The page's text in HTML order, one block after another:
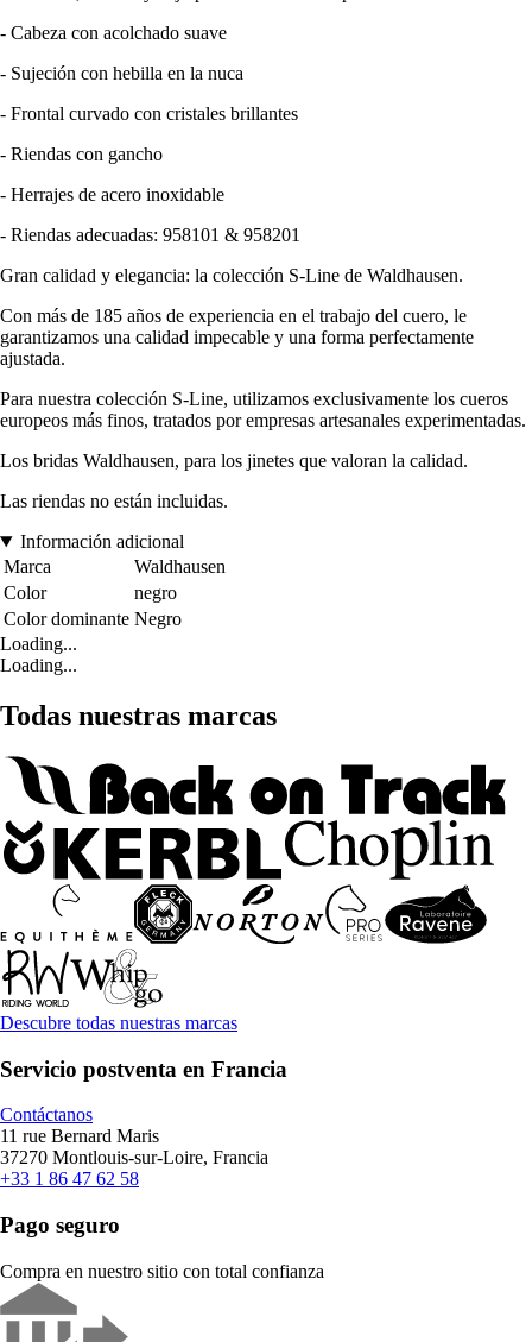
- Cabeza con acolchado suave
- Sujeción con hebilla en la nuca
- Frontal curvado con cristales brillantes
- Riendas con gancho
- Herrajes de acero inoxidable
- Riendas adecuadas: 958101 & 958201
Gran calidad y elegancia: la colección S-Line de Waldhausen.
Con más de 185 años de experiencia en el trabajo del cuero, le
garantizamos una calidad impecable y una forma perfectamente
ajustada.
Para nuestra colección S-Line, utilizamos exclusivamente los cueros
europeos más finos, tratados por empresas artesanales experimentadas.
Los bridas Waldhausen, para los jinetes que valoran la calidad.
Las riendas no están incluidas.
Información adicional
Marca
Waldhausen
Color
negro
Color dominante Negro
Loading...
Loading...
Todas nuestras marcas
Descubre todas nuestras marcas
Servicio postventa en Francia
Contáctanos
11 rue Bernard Maris
37270 Montlouis-sur-Loire, Francia
+33 1 86 47 62 58
Pago seguro
Compra en nuestro sitio con total confianza